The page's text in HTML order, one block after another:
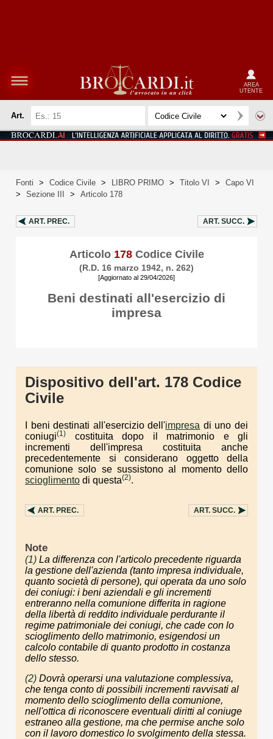
AREA
UTENTE
Art.
Fonti > Codice Civile > LIBRO PRIMO > Titolo VI >
Capo VI
>
Sezione III > Articolo 178
ART. PREC. ART. SUCC.
Articolo 178Codice Civile
(R.D. 16 marzo 1942, n. 262)
[Aggiornato al 29/04/2026]
Beni destinati all'esercizio di
impresa
Dispositivo dell'art. 178 Codice
Civile
I beni destinati all'esercizio dell'impresa di uno dei
coniugi(1)
costituita dopo il matrimonio e gli
incrementi dell'impresa costituita anche
precedentemente si considerano oggetto della
comunione solo se sussistono al momento dello
scioglimento di questa(2).
ART. PREC. ART. SUCC.
Note
(1) La differenza con l'articolo precedente riguarda
la gestione dell'azienda (tanto impresa individuale,
quanto società di persone), qui operata da uno solo
dei coniugi: i beni aziendali e gli incrementi
entreranno nella comunione differita in ragione
della libertà di reddito individuale perdurante il
regime patrimoniale dei coniugi, che cade con lo
scioglimento dello matrimonio, esigendosi un
calcolo contabile di quanto prodotto in costanza
dello stesso.
(2) Dovrà operarsi una valutazione complessiva,
che tenga conto di possibili incrementi ravvisati al
momento dello scioglimento della comunione,
nell'ottica di riconoscere eventuali diritti al coniuge
estraneo alla gestione, ma che permise anche solo
con il lavoro domestico lo svolgimento della stessa.